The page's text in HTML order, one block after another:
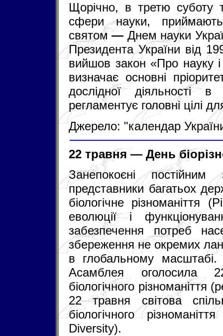
Щорічно, в третю суботу
сфери науки,
святом— Днем науки
Президента України від
вийшов закон «Про науку і
визначає основні
дослідної діяльності
регламентує головні цілі
Джерело: "календар
22 травня — День
Занепокоєні
представники багатьох
біологічне різноманіття
еволюції і
забезпечення потреб
збереження не окремих
в глобальному
Асамблея оголосила
біологічного різноманіття
22 травня світова
біологічного
Diversity).